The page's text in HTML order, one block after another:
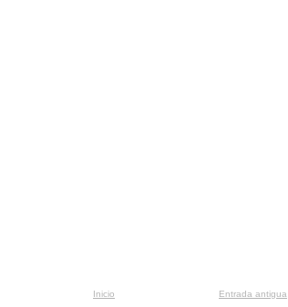
Entrada antigua
Inicio